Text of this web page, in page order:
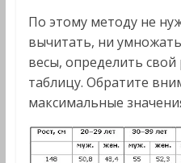
По этому методу не
вычитать, ни
весы, определить
таблицу. Обратите
максимальные